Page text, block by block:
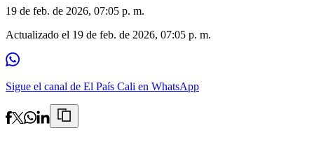
19 de feb. de 2026, 07:05 p. m.
Actualizado el 19 de feb. de 2026, 07:05 p. m.
Sigue el canal de El País Cali en WhatsApp